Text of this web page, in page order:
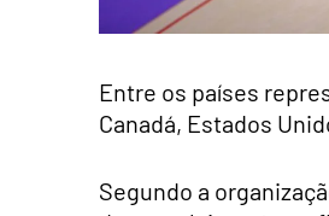
Entre os países
Canadá, Estados
Segundo a